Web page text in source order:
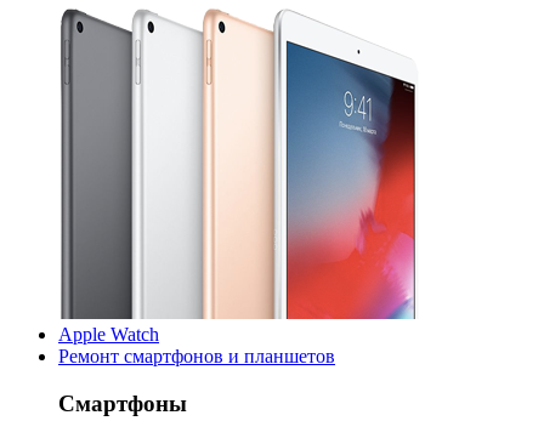
Apple Watch
Ремонт смартфонов и планшетов
Смартфоны